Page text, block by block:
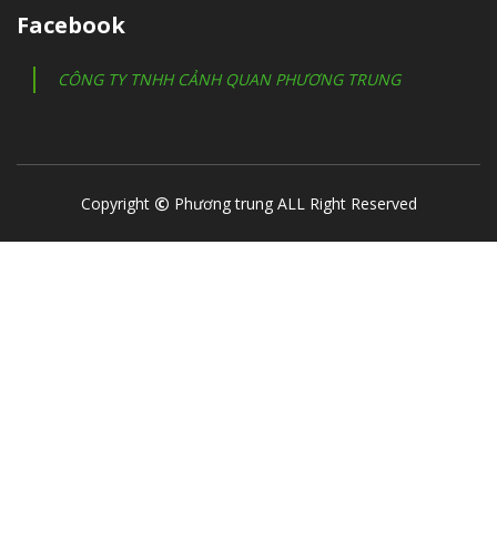
Facebook
CÔNG TY TNHH CẢNH QUAN PHƯƠNG TRUNG
Copyright Phương trung ALL Right Reserved